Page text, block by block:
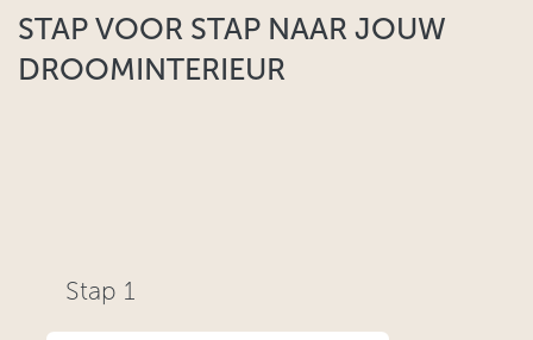
STAP VOOR STAP NAAR JOUW
DROOMINTERIEUR​
Stap 1